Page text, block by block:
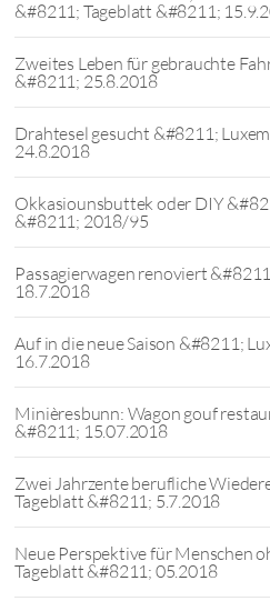
&#8211; Tageblatt &#8211;
Zweites Leben für gebrauchte
&#8211; 25.8.2018
Drahtesel gesucht &#8211;
24.8.2018
Okkasiounsbuttek oder DIY
&#8211; 2018/95
Passagierwagen renoviert
18.7.2018
Auf in die neue Saison &#8211;
16.7.2018
Minièresbunn: Wagon gouf
&#8211; 15.07.2018
Zwei Jahrzente berufliche
Tageblatt &#8211; 5.7.2018
Neue Perspektive für Menschen
Tageblatt &#8211; 05.2018